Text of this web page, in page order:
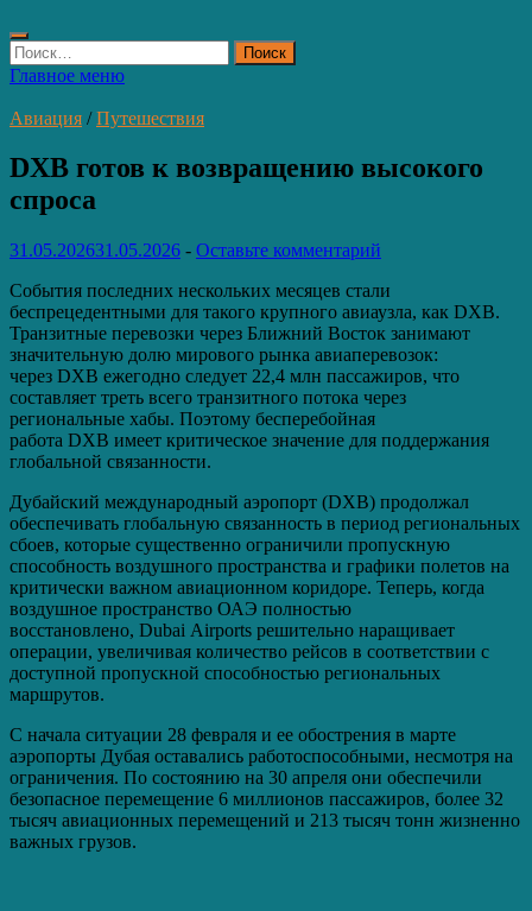
Найти:
Главное меню
Авиация /Путешествия
DXB готов к возвращению высокого
спроса
31.05.202631.05.2026 - Оставьте комментарий
События последних нескольких месяцев стали
беспрецедентными для такого крупного авиаузла, как DXB.
Транзитные перевозки через Ближний Восток занимают
значительную долю мирового рынка авиаперевозок:
через DXB ежегодно следует 22,4 млн пассажиров, что
составляет треть всего транзитного потока через
региональные хабы. Поэтому бесперебойная
работа DXB имеет критическое значение для поддержания
глобальной связанности.
Дубайский международный аэропорт (DXB) продолжал
обеспечивать глобальную связанность в период региональных
сбоев, которые существенно ограничили пропускную
способность воздушного пространства и графики полетов на
критически важном авиационном коридоре. Теперь, когда
воздушное пространство ОАЭ полностью
восстановлено, Dubai Airports решительно наращивает
операции, увеличивая количество рейсов в соответствии с
доступной пропускной способностью региональных
маршрутов.
С начала ситуации 28 февраля и ее обострения в марте
аэропорты Дубая оставались работоспособными, несмотря на
ограничения. По состоянию на 30 апреля они обеспечили
безопасное перемещение 6 миллионов пассажиров, более 32
тысяч авиационных перемещений и 213 тысяч тонн жизненно
важных грузов.